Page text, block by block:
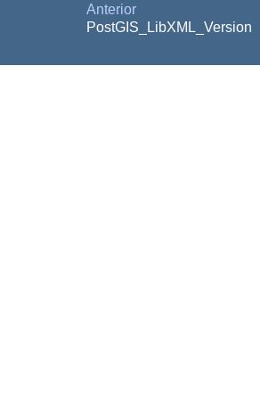
Anterior
PostGIS_LibXML_Version